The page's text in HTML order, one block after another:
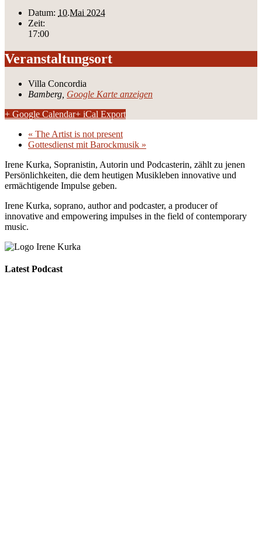
Datum: 10.Mai 2024
Zeit:
17:00
Veranstaltungsort
Villa Concordia
Bamberg Google Karte anzeigen
+ Google Calendar+ iCal Export
« The Artist is not present
Gottesdienst mit Barockmusik »
Irene Kurka, Sopranistin, Autorin und Podcasterin, zählt zu jenen
Persönlichkeiten, die dem heutigen Musikleben innovative und
ermächtigende Impulse geben.
Irene Kurka, soprano, author and podcaster, a producer of
innovative and empowering impulses in the field of contemporary
music.
Latest Podcast